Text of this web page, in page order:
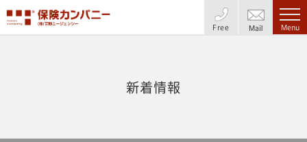
Free Mail Menu
新着情報